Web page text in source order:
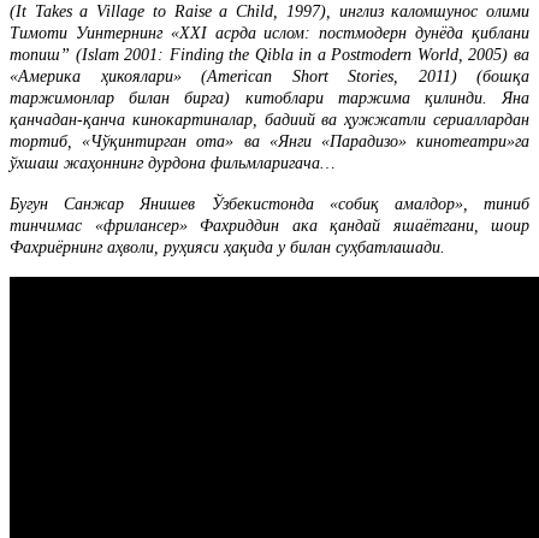
(It Takes a Village to Raise a Child, 1997), инглиз каломшунос олими
Тимоти Уинтернинг «XXI асрда ислом: постмодерн дунёда қиблани
топиш” (Islam 2001: Finding the Qibla in a Postmodern World, 2005) ва
«Америка ҳикоялари» (American Short Stories, 2011) (бошқа
таржимонлар билан бирга) китоблари таржима қилинди. Яна
қанчадан-қанча кинокартиналар, бадиий ва ҳужжатли сериаллардан
тортиб, «Чўқинтирган ота» ва «Янги «Парадизо» кинотеатри»га
ўхшаш жаҳоннинг дурдона фильмларигача…
Бугун Санжар Янишев Ўзбекистонда «собиқ амалдор», тиниб
тинчимас «фрилансер» Фахриддин ака қандай яшаётгани, шоир
Фахриёрнинг аҳволи, руҳияси ҳақида у билан суҳбатлашади.